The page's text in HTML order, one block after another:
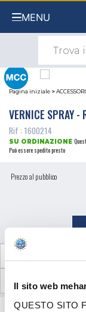
Il sito web
QUESTO SITO
MENU
Pagina iniziale >ACCESSORI
VERNICE SPRAY -
Rif : 1600214
SU ORDINAZIONE
Può essere spedito presto
Prezzo al pubblico
RECENSIONI CLIENTI (0)
HAI DELLE